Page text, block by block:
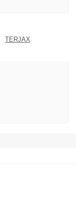
TERJAX